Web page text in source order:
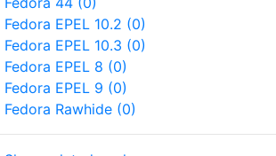
Fedora EPEL 10.2 (0)
Fedora EPEL 10.3 (0)
Fedora EPEL 8 (0)
Fedora EPEL 9 (0)
Fedora Rawhide (0)